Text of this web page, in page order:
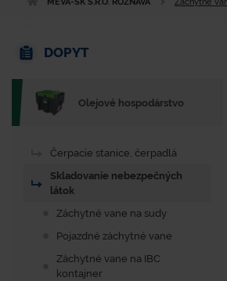
DOPYT
Olejové hospodárstvo
Čerpacie stanice, čerpadlá
Skladovanie nebezpečných
látok
Záchytné vane na sudy
Pojazdné záchytné vane
Záchytné vane na IBC
kontajner